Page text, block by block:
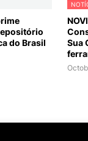
do Brasil
Sua